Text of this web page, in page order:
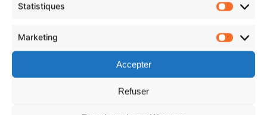
Statistiques
Marketing
Accepter
Refuser